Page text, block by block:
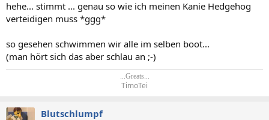
hehe... stimmt ... genau so wie ich meinen Kanie Hedgehog
verteidigen muss *ggg*
so gesehen schwimmen wir alle im selben boot...
(man hört sich das aber schlau an ;-)
...Greats...
TimoTei​
Blutschlumpf